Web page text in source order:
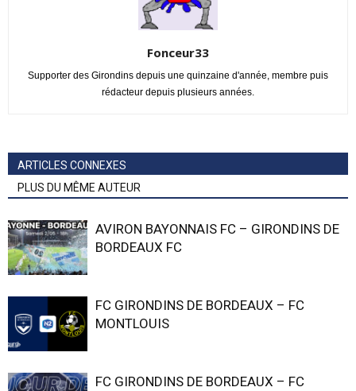
Fonceur33
Supporter des Girondins depuis une quinzaine d'année, membre puis
rédacteur depuis plusieurs années.
ARTICLES CONNEXES
PLUS DU MÊME AUTEUR
AVIRON BAYONNAIS FC – GIRONDINS DE
BORDEAUX FC
FC GIRONDINS DE BORDEAUX – FC
MONTLOUIS
FC GIRONDINS DE BORDEAUX – FC